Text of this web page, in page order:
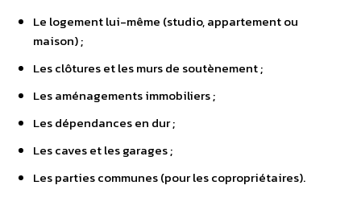
Le logement lui-même (studio, appartement ou
maison) ;
Les clôtures et les murs de soutènement ;
Les aménagements immobiliers ;
Les dépendances en dur ;
Les caves et les garages ;
Les parties communes (pour les copropriétaires).